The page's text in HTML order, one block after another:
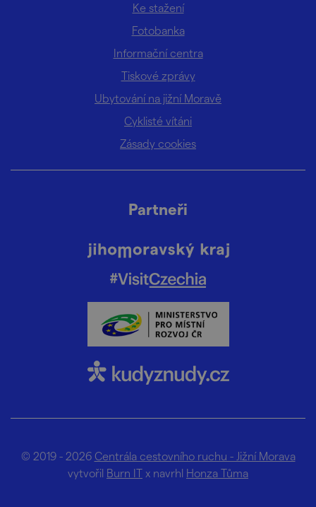
Ke stažení
Fotobanka
Informační centra
Tiskové zprávy
Ubytování na jižní Moravě
Cyklisté vítáni
Zásady cookies
Partneři
© 2019 - 2026 Centrála cestovního ruchu - Jižní Morava
vytvořil Burn IT x navrhl Honza Tůma